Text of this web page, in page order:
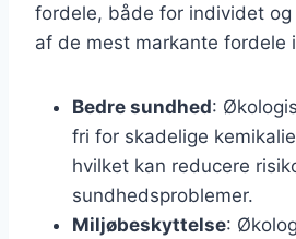
fordele, både for individet
af de mest markante fordele
Bedre sundhed:
fri for skadelige
hvilket kan reducere
sundhedsproblemer.
Miljøbeskyttelse: